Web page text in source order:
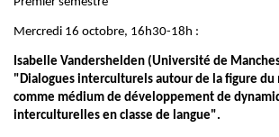
Mercredi 16 octobre, 16h30-18h :
Isabelle Vandershelden (Université de
"Dialogues interculturels autour de la figure du
comme médium de développement de
interculturelles en classe de langue".